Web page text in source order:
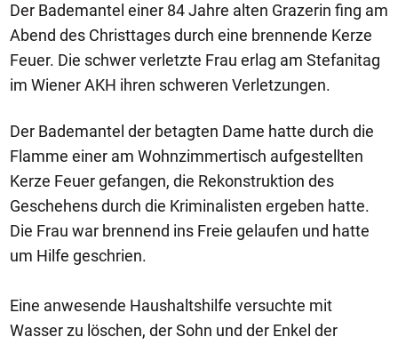
Der Bademantel einer 84 Jahre alten Grazerin fing am
Abend des Christtages durch eine brennende Kerze
Feuer. Die schwer verletzte Frau erlag am Stefanitag
im Wiener AKH ihren schweren Verletzungen.
Der Bademantel der betagten Dame hatte durch die
Flamme einer am Wohnzimmertisch aufgestellten
Kerze Feuer gefangen, die Rekonstruktion des
Geschehens durch die Kriminalisten ergeben hatte.
Die Frau war brennend ins Freie gelaufen und hatte
um Hilfe geschrien.
Eine anwesende Haushaltshilfe versuchte mit
Wasser zu löschen, der Sohn und der Enkel der